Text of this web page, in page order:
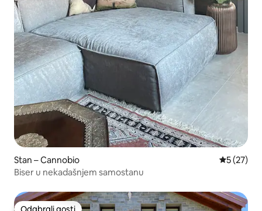
Stan – Cannobio Prosječna
5 (27)
Biser u nekadašnjem samostanu